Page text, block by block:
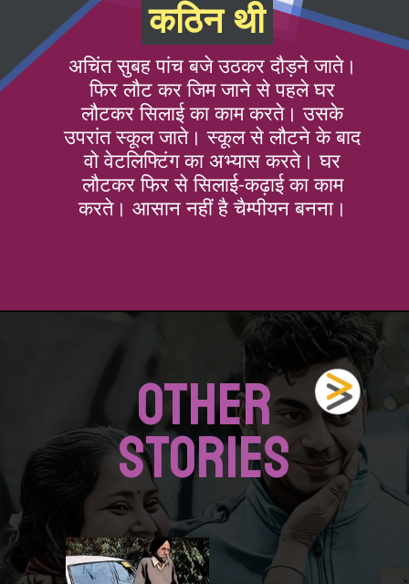
अचिंत सुबह पांच बजे उठकर दौड़ने जाते।
फिर लौट कर जिम जाने से पहले घर
लौटकर सिलाई का काम करते। उसके
उपरांत स्कूल जाते। स्कूल से लौटने के बाद
वो वेटलिफ्टिंग का अभ्यास करते। घर
लौटकर फिर से सिलाई-कढ़ाई का काम
करते। आसान नहीं है चैम्पीयन बनना।
कठिन थी
कठिन थी
OTHER
STORIES